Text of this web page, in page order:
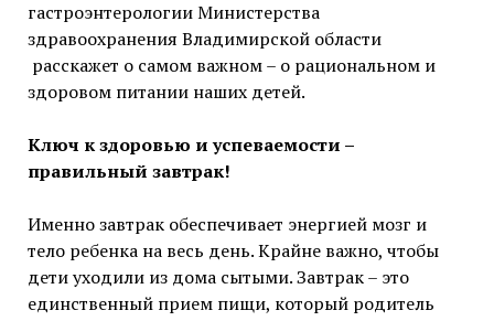
гастроэнтерологии Министерства
здравоохранения Владимирской области
расскажет о самом важном – о рациональном и
здоровом питании наших детей.
Ключ к здоровью и успеваемости –
правильный завтрак!
Именно завтрак обеспечивает энергией мозг и
тело ребенка на весь день. Крайне важно, чтобы
дети уходили из дома сытыми. Завтрак – это
единственный прием пищи, который родитель